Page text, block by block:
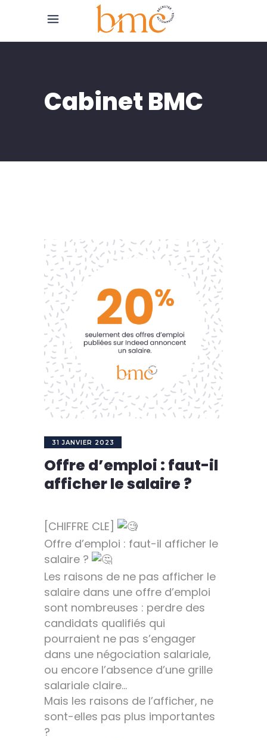
Cabinet BMC
31 JANVIER 2023
Offre d’emploi : faut-il
afficher le salaire ?
[CHIFFRE CLE]
Offre d’emploi : faut-il afficher le
salaire ?
Les raisons de ne pas afficher le
salaire dans une offre d’emploi
sont nombreuses : perdre des
candidats qualifiés qui
pourraient ne pas s’engager
dans une négociation salariale,
ou encore l’absence d’une grille
salariale claire…
Mais les raisons de l’afficher, ne
sont-elles pas plus importantes
?